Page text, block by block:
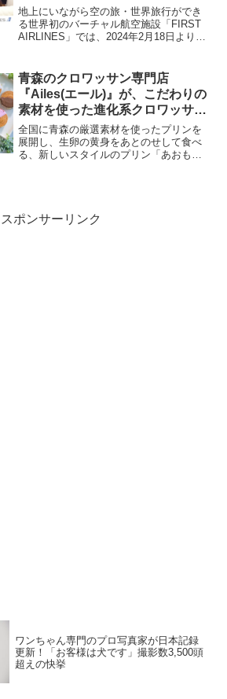
魅力を体感出来る「ウクライナの
疑似旅行体験」2月18日より提供
開始
地上にいながら空の旅・世界旅行ができ
る世界初のバーチャル航空施設「FIRST
AIRLINES」では、2024年2月18日よりウ
す。一般公開を前に、2月14日の13時～
1...
青森のクロワッサン専門店
『Ailes(エール)』が、こだわりの
素材を使った進化系クロワッサン
を販売！
全国に青森の厳選素材を使ったプリンを
展開し、生卵の黄身をあとのせして食べ
る、新しいスタイルのプリン「あおもり
スポンサーリンク
ワンちゃん専門のプロ写真家が日本記録
更新！「お客様は犬です」撮影数3,500頭
超えの快挙